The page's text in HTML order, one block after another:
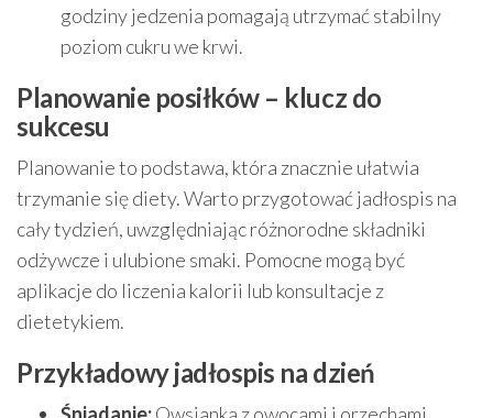
godziny jedzenia pomagają utrzymać stabilny
poziom cukru we krwi.
Planowanie posiłków – klucz do
sukcesu
Planowanie to podstawa, która znacznie ułatwia
trzymanie się diety. Warto przygotować jadłospis na
cały tydzień, uwzględniając różnorodne składniki
odżywcze i ulubione smaki. Pomocne mogą być
aplikacje do liczenia kalorii lub konsultacje z
dietetykiem.
Przykładowy jadłospis na dzień